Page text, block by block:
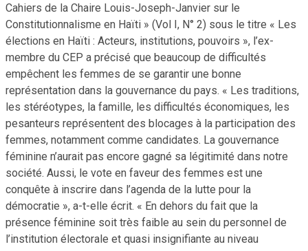
Cahiers de la Chaire Louis-Joseph-Janvier sur le
Constitutionnalisme en Haïti » (Vol I, N° 2) sous le titre « Les
élections en Haïti : Acteurs, institutions, pouvoirs », l’ex-
membre du CEP a précisé que beaucoup de difficultés
empêchent les femmes de se garantir une bonne
représentation dans la gouvernance du pays. « Les traditions,
les stéréotypes, la famille, les difficultés économiques, les
pesanteurs représentent des blocages à la participation des
femmes, notamment comme candidates. La gouvernance
féminine n’aurait pas encore gagné sa légitimité dans notre
société. Aussi, le vote en faveur des femmes est une
conquête à inscrire dans l’agenda de la lutte pour la
démocratie », a-t-elle écrit. « En dehors du fait que la
présence féminine soit très faible au sein du personnel de
l’institution électorale et quasi insignifiante au niveau